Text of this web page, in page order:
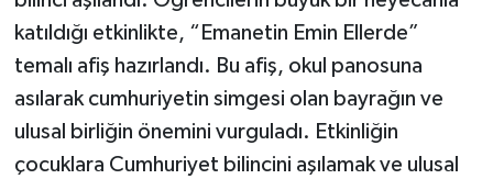
katıldığı etkinlikte, “Emanetin Emin Ellerde”
temalı afiş hazırlandı. Bu afiş, okul panosuna
asılarak cumhuriyetin simgesi olan bayrağın ve
ulusal birliğin önemini vurguladı. Etkinliğin
çocuklara Cumhuriyet bilincini aşılamak ve ulusal